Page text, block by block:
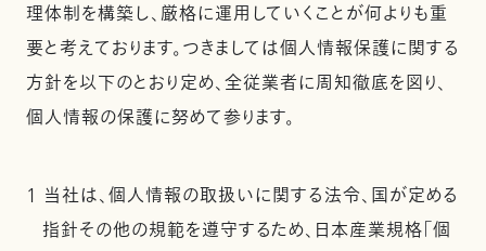
理体制を構築し、厳格に運用していくことが何よりも重
要と考えております。つきましては個人情報保護に関する
方針を以下のとおり定め、全従業者に周知徹底を図り、
個人情報の保護に努めて参ります。
1 当社は、個人情報の取扱いに関する法令、国が定める
指針その他の規範を遵守するため、日本産業規格「個